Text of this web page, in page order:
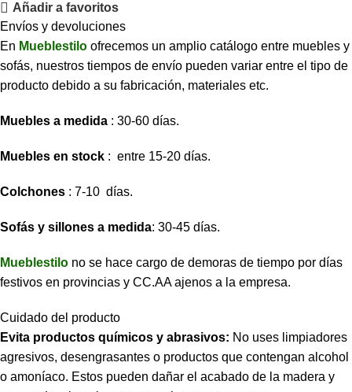
Añadir a favoritos
Envíos y devoluciones
En Mueblestilo ofrecemos un amplio catálogo entre muebles y
sofás, nuestros tiempos de envío pueden variar entre el tipo de
producto debido a su fabricación, materiales etc.
Muebles a medida : 30-60 días.
Muebles en stock : entre 15-20 días.
Colchones : 7-10 días.
Sofás y sillones a medida: 30-45 días.
Mueblestilo no se hace cargo de demoras de tiempo por días
festivos en provincias y CC.AA ajenos a la empresa.
Cuidado del producto
Evita productos químicos y abrasivos: No uses limpiadores
agresivos, desengrasantes o productos que contengan alcohol
o amoníaco. Estos pueden dañar el acabado de la madera y